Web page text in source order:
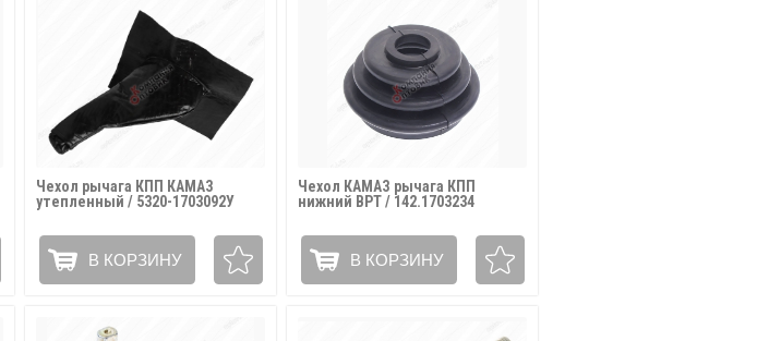
Чехол рычага КПП КАМАЗ
утепленный / 5320-1703092У
В КОРЗИНУ
Чехол КАМАЗ рычага КПП
нижний ВРТ / 142.1703234
В КОРЗИНУ